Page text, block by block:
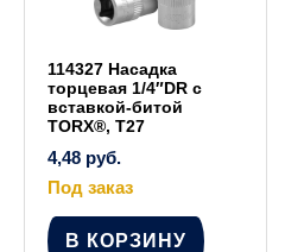
114327 Насадка
торцевая 1/4″DR с
вставкой-битой
TORX®, T27
4,48 руб.
Под заказ
В КОРЗИНУ